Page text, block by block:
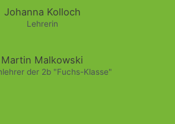
Johanna Kolloch
Lehrerin
Martin Malkowski
der 2b "Fuchs-Klasse"